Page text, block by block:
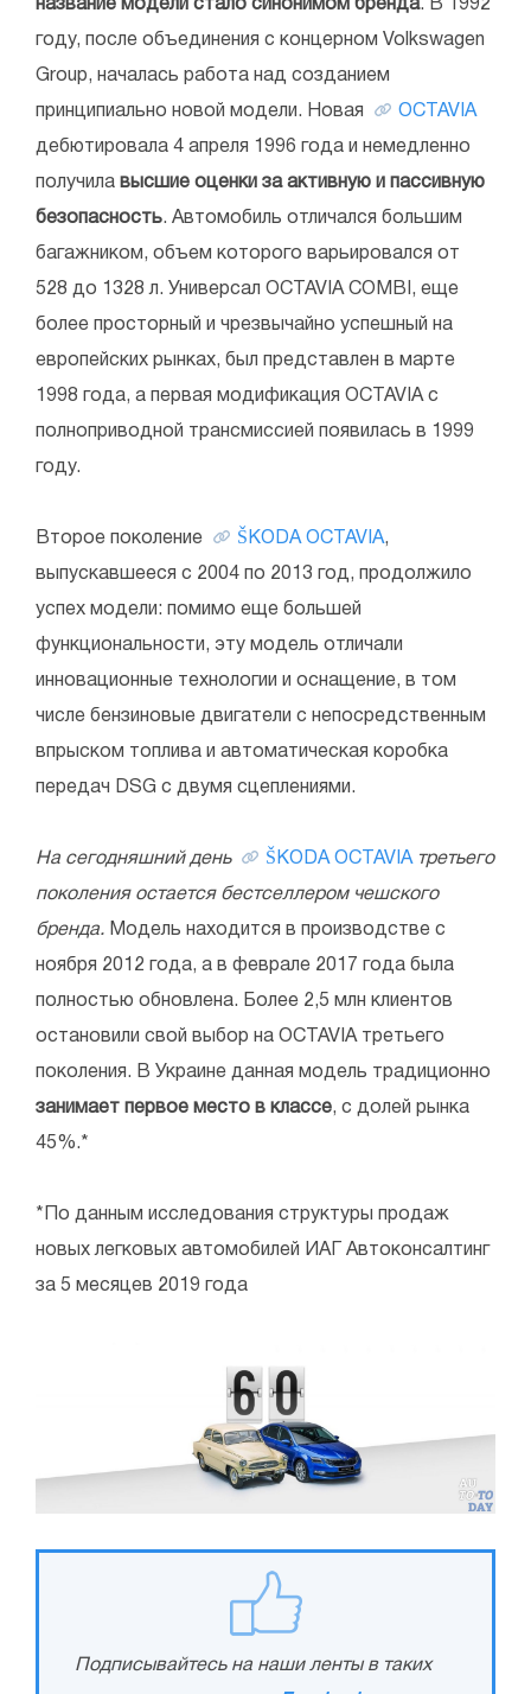
название модели стало синонимом бренда. В 1992
году, после объединения с концерном Volkswagen
Group, началась работа над созданием
принципиально новой модели. Новая OCTAVIA
дебютировала 4 апреля 1996 года и немедленно
получила высшие оценки за активную и пассивную
безопасность. Автомобиль отличался большим
багажником, объем которого варьировался от
528 до 1328 л. Универсал OCTAVIA COMBI, еще
более просторный и чрезвычайно успешный на
европейских рынках, был представлен в марте
1998 года, а первая модификация OCTAVIA с
полноприводной трансмиссией появилась в 1999
году.
Второе поколение ŠKODA OCTAVIA,
выпускавшееся с 2004 по 2013 год, продолжило
успех модели: помимо еще большей
функциональности, эту модель отличали
инновационные технологии и оснащение, в том
числе бензиновые двигатели с непосредственным
впрыском топлива и автоматическая коробка
передач DSG с двумя сцеплениями.
На сегодняшний день ŠKODA OCTAVIAтретьего
поколения остается бестселлером чешского
бренда. Модель находится в производстве с
ноября 2012 года, а в феврале 2017 года была
полностью обновлена. Более 2,5 млн клиентов
остановили свой выбор на OCTAVIA третьего
поколения. В Украине данная модель традиционно
занимает первое место в классе, с долей рынка
45%.*
*По данным исследования структуры продаж
новых легковых автомобилей ИАГ Автоконсалтинг
за 5 месяцев 2019 года
Подписывайтесь на наши ленты в таких